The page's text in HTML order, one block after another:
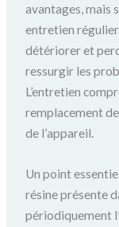
avantages, mais
entretien
détériorer et
ressurgir les
L’entretien
remplacement
de l’appareil.
Un point
résine présente
périodiquement